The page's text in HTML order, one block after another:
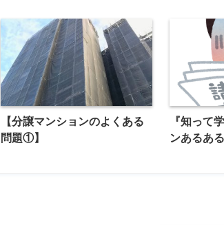
【分譲マンションのよくある
問題①】
『知って
ンあるあ